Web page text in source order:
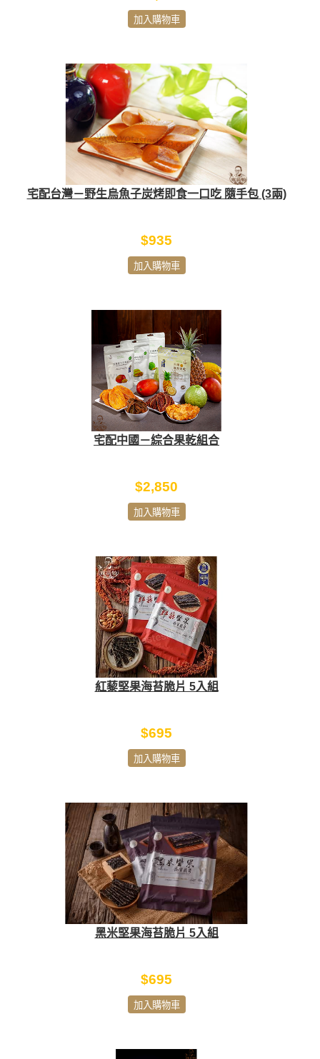
加入購物車
宅配台灣－野生烏魚子炭烤即食一口吃 隨手包 (3兩)
$935
加入購物車
宅配中國－綜合果乾組合
$2,850
加入購物車
紅藜堅果海苔脆片 5入組
$695
加入購物車
黑米堅果海苔脆片 5入組
$695
加入購物車